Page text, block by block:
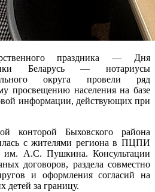
праздника — Дня
Беларусь — нотариусы
округа провели ряд
просвещению населения на базе
информации, действующих при
конторой Быховского района
с жителями региона в ПЦПИ
им. А.С. Пушкина. Консультации
договоров, раздела совместно
и оформления согласий на
детей за границу.